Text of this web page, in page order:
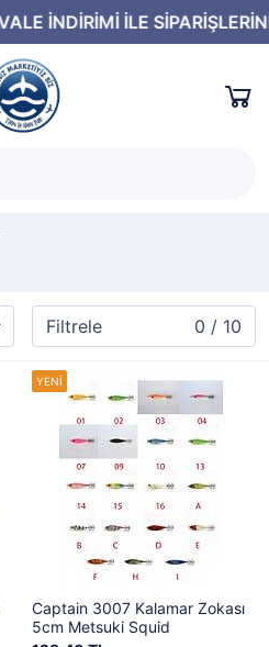
Filtrele 0 / 10
Captain 3007 Kalamar Zokası
5cm Metsuki Squid